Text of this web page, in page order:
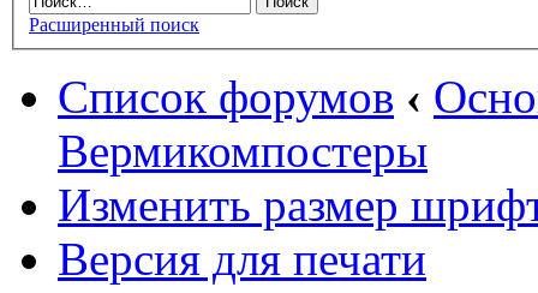
Расширенный поиск
Список форумов ‹
Вермикомпостеры
Изменить размер
Версия для печати